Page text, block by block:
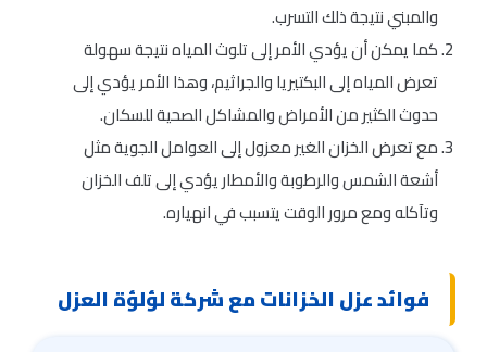
والمبني نتيجة ذلك التسرب.
كما يمكن أن يؤدي الأمر إلى تلوث المياه نتيجة سهولة
تعرض المياه إلى البكتيريا والجراثيم، وهذا الأمر يؤدي إلى
حدوث الكثير من الأمراض والمشاكل الصحية للسكان.
مع تعرض الخزان الغير معزول إلى العوامل الجوية مثل
أشعة الشمس والرطوبة والأمطار يؤدي إلى تلف الخزان
وتآكله ومع مرور الوقت يتسبب في انهياره.
فوائد عزل الخزانات مع شركة لؤلؤة العزل